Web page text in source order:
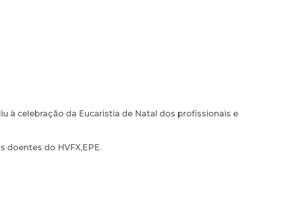
à celebração da Eucaristia de Natal dos profissionais e
doentes do HVFX,EPE.